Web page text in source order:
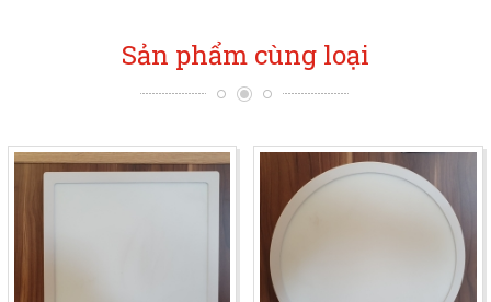
Sản phẩm cùng loại